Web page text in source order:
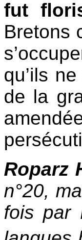
fut
Bretons
qu’ils
de la
Roparz
n°20,
fois par